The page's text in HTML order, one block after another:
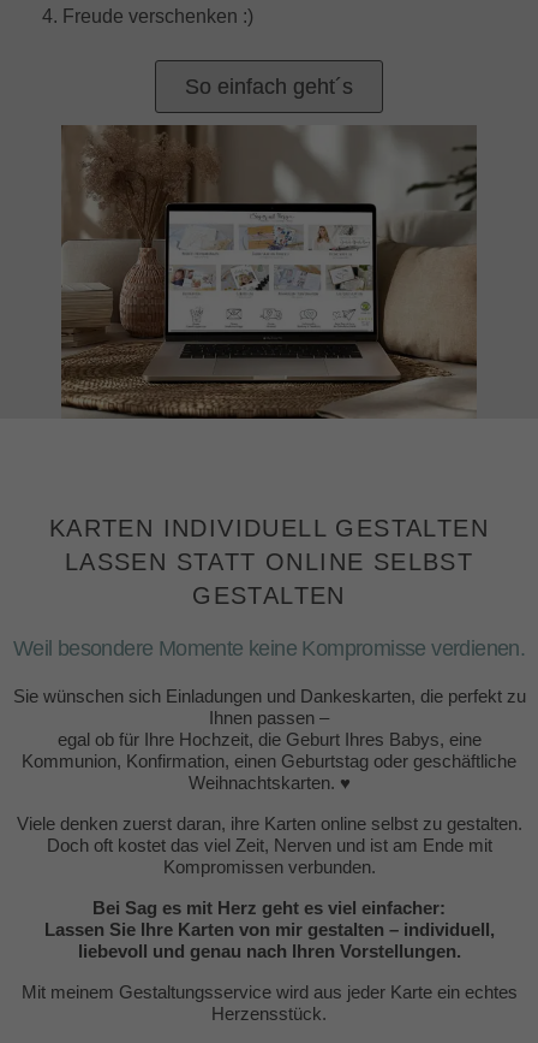
4. Freude verschenken :)
So einfach geht´s
KARTEN INDIVIDUELL GESTALTEN
LASSEN STATT ONLINE SELBST
GESTALTEN
Weil besondere Momente keine Kompromisse verdienen.
Sie wünschen sich Einladungen und Dankeskarten, die perfekt zu
Ihnen passen –
egal ob für Ihre Hochzeit, die Geburt Ihres Babys, eine
Kommunion, Konfirmation, einen Geburtstag oder geschäftliche
Weihnachtskarten. ♥
Viele denken zuerst daran, ihre Karten online selbst zu gestalten.
Doch oft kostet das viel Zeit, Nerven und ist am Ende mit
Kompromissen verbunden.
Bei Sag es mit Herz geht es viel einfacher:
Lassen Sie Ihre Karten von mir gestalten – individuell,
liebevoll und genau nach Ihren Vorstellungen.
Mit meinem Gestaltungsservice wird aus jeder Karte ein echtes
Herzensstück.